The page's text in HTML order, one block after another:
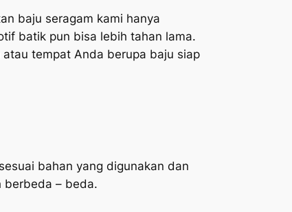
baju seragam kami hanya
batik pun bisa lebih tahan lama.
tempat Anda berupa baju siap
bahan yang digunakan dan
berbeda – beda.